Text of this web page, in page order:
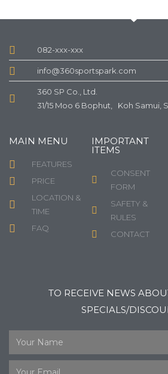
082-xxx-xxx
info@360sportspark.com
360 SP Co., Ltd.
31/15 Moo 6 Bophut, Koh Samui,
MAIN MENU
FEATURES
PRICE
LOCATION &
TIME
FAQ
IMPORTANT
ITEMS
CONSENT
FORM
SAFETY &
RULES
CONTACT
TO RECEIVE NEWS
SPECIALS/